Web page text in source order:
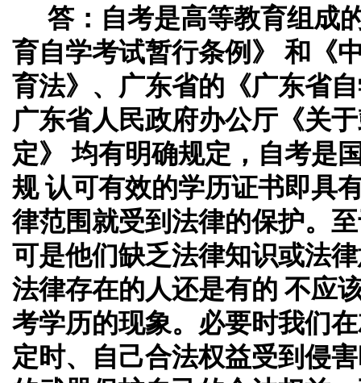
答： 自考是高等教育组成
育自学考试暂行条例》 和《
育法》、广东省的《广东省
广东省人民政府办公厅《关
定》 均有明确规定，自考是
规 认可有效的学历证书即具
律范围就受到法律的保护。
可是他们缺乏法律知识或法
法律存在的人还是有的 不应
考学历的现象。必要时我们
定时、自己合法权益受到侵